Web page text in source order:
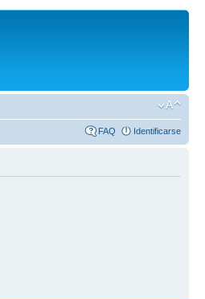
FAQ Identificarse